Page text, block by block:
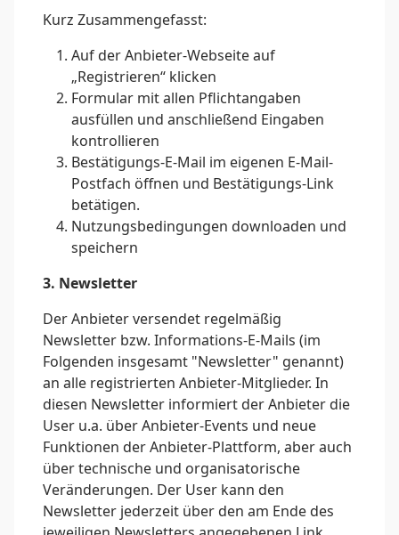
Kurz Zusammengefasst:
Auf der Anbieter-Webseite auf
„Registrieren“ klicken
Formular mit allen Pflichtangaben
ausfüllen und anschließend Eingaben
kontrollieren
Bestätigungs-E-Mail im eigenen E-Mail-
Postfach öffnen und Bestätigungs-Link
betätigen.
Nutzungsbedingungen downloaden und
speichern
3. Newsletter
Der Anbieter versendet regelmäßig
Newsletter bzw. Informations-E-Mails (im
Folgenden insgesamt "Newsletter" genannt)
an alle registrierten Anbieter-Mitglieder. In
diesen Newsletter informiert der Anbieter die
User u.a. über Anbieter-Events und neue
Funktionen der Anbieter-Plattform, aber auch
über technische und organisatorische
Veränderungen. Der User kann den
Newsletter jederzeit über den am Ende des